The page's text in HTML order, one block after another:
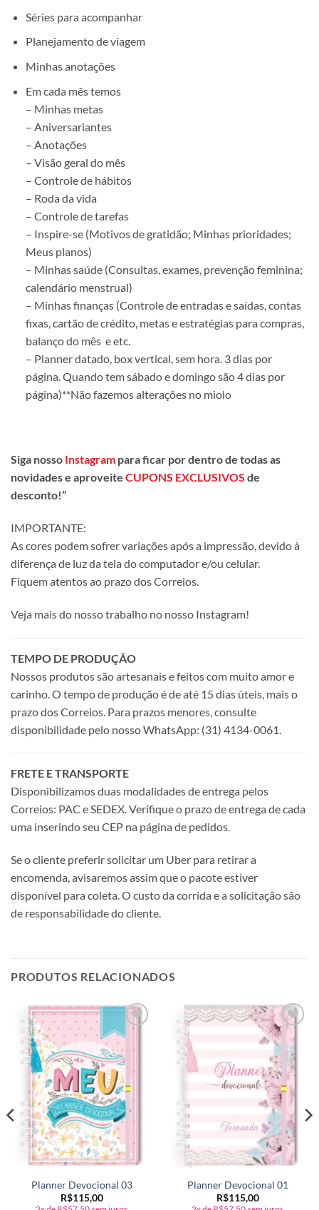
Séries para acompanhar
Planejamento de viagem
Minhas anotações
Em cada mês temos
– Minhas metas
– Aniversariantes
– Anotações
– Visão geral do mês
– Controle de hábitos
– Roda da vida
– Controle de tarefas
– Inspire-se (Motivos de gratidão; Minhas prioridades;
Meus planos)
– Minhas saúde (Consultas, exames, prevenção feminina;
calendário menstrual)
– Minhas finanças (Controle de entradas e saídas, contas
fixas, cartão de crédito, metas e estratégias para compras,
balanço do mês e etc.
– Planner datado, box vertical, sem hora. 3 dias por
página. Quando tem sábado e domingo são 4 dias por
página)**Não fazemos alterações no miolo
Siga nosso Instagram para ficar por dentro de todas as
novidades e aproveite CUPONS EXCLUSIVOS de
desconto!”
IMPORTANTE:
As cores podem sofrer variações após a impressão, devido à
diferença de luz da tela do computador e/ou celular.
Fiquem atentos ao prazo dos Correios.
Veja mais do nosso trabalho no nosso Instagram!
TEMPO DE PRODUÇÃO
Nossos produtos são artesanais e feitos com muito amor e
carinho. O tempo de produção é de até 15 dias úteis, mais o
prazo dos Correios. Para prazos menores, consulte
disponibilidade pelo nosso WhatsApp: (31) 4134-0061.
FRETE E TRANSPORTE
Disponibilizamos duas modalidades de entrega pelos
Correios: PAC e SEDEX. Verifique o prazo de entrega de cada
uma inserindo seu CEP na página de pedidos.
Se o cliente preferir solicitar um Uber para retirar a
encomenda, avisaremos assim que o pacote estiver
disponível para coleta. O custo da corrida e a solicitação são
de responsabilidade do cliente.
PRODUTOS RELACIONADOS
Adicionar
a lista de
desejos
Planner Devocional 03
R$115,00
Adicionar
a lista de
desejos
Planner Devocional 01
R$115,00